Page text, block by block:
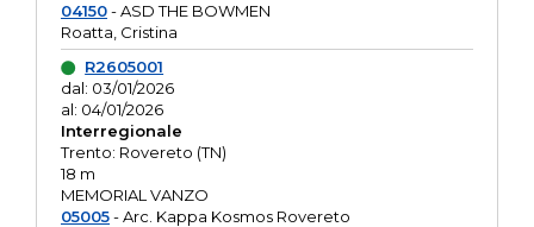
04150- ASD THE BOWMEN
Roatta, Cristina
R2605001
dal: 03/01/2026
al: 04/01/2026
Interregionale
Trento: Rovereto (TN)
18 m
MEMORIAL VANZO
05005- Arc. Kappa Kosmos Rovereto